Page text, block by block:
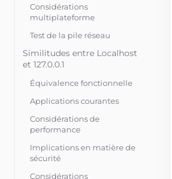
Considérations
multiplateforme
Test de la pile réseau
Similitudes entre Localhost
et 127.0.0.1
Équivalence fonctionnelle
Applications courantes
Considérations de
performance
Implications en matière de
sécurité
Considérations